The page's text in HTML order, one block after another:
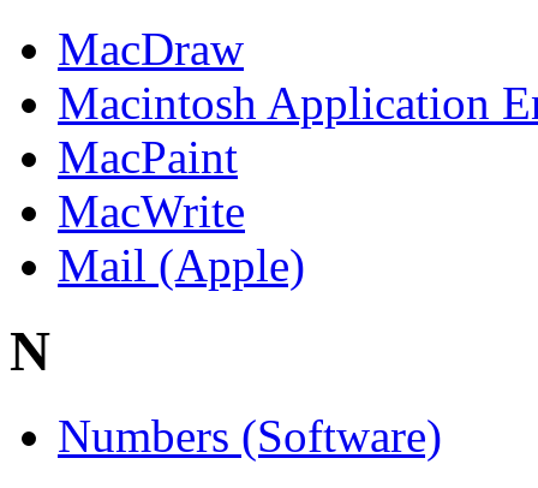
MacDraw
Macintosh Application
MacPaint
MacWrite
Mail (Apple)
N
Numbers (Software)